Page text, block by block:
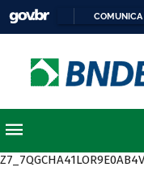
COMUNICA